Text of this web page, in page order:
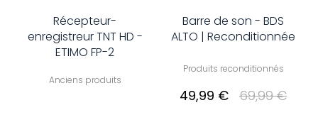
Récepteur-
enregistreur TNT HD -
ETIMO FP-2
Anciens produits
Barre de son - BDS
ALTO | Reconditionnée
Produits reconditionnés
49,99 € 69,99 €